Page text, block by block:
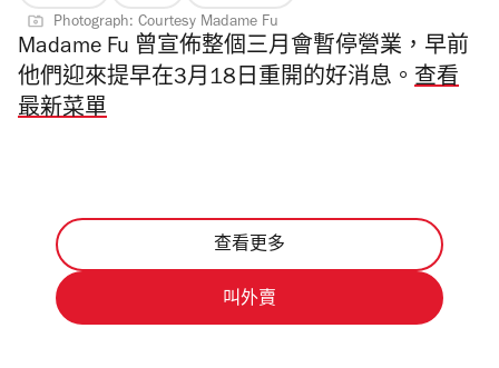
Photograph: Courtesy Madame Fu
Madame Fu 曾宣佈整個三月會暫停營業，早前
他們迎來提早在3月18日重開的好消息。 查看
最新菜單
查看更多
叫外賣